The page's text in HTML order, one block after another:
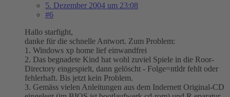
5. Dezember 2004 um 23:08
#6
Hallo starfight,
danke für die schnelle Antwort. Zum Problem:
1. Windows xp home lief einwandfrei
2. Das begnadete Kind hat wohl zuviel Spiele in die Roor-
Directory eingespielt, dann gelöscht - Folge=ntldr fehlt oder
fehlerhaft. Bis jetzt kein Problem.
3. Gemäss vielen Anleitungen aus dem Indernett Original-CD